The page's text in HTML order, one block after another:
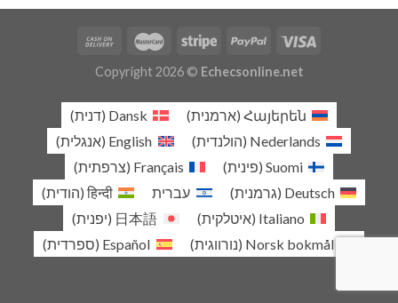
Copyright 2026 © Echecsonline.net
Հայերեն
(ארמנית)
Dansk
(דנית)
Nederlands
(הולנדית)
English
(אנגלית)
Suomi
(פינית)
Français
(צרפתית)
Deutsch
(גרמנית) עברית हिन्दी
(הודית)
Italiano
(איטלקית)
日本語
(יפנית)
Norsk bokmål
(נורווגית)
Español
(ספרדית)